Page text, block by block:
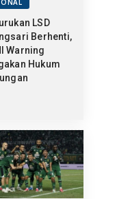
LSD
Berhenti,
Warning
Hukum